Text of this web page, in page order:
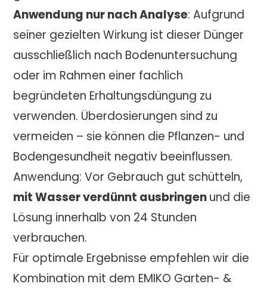
Anwendung nur nach Analyse: Aufgrund
seiner gezielten Wirkung ist dieser Dünger
ausschließlich nach Bodenuntersuchung
oder im Rahmen einer fachlich
begründeten Erhaltungsdüngung zu
verwenden. Überdosierungen sind zu
vermeiden – sie können die Pflanzen- und
Bodengesundheit negativ beeinflussen.
Anwendung: Vor Gebrauch gut schütteln,
mit Wasser verdünnt ausbringenund die
Lösung innerhalb von 24 Stunden
verbrauchen.
Für optimale Ergebnisse empfehlen wir die
Kombination mit dem EMIKO Garten- &